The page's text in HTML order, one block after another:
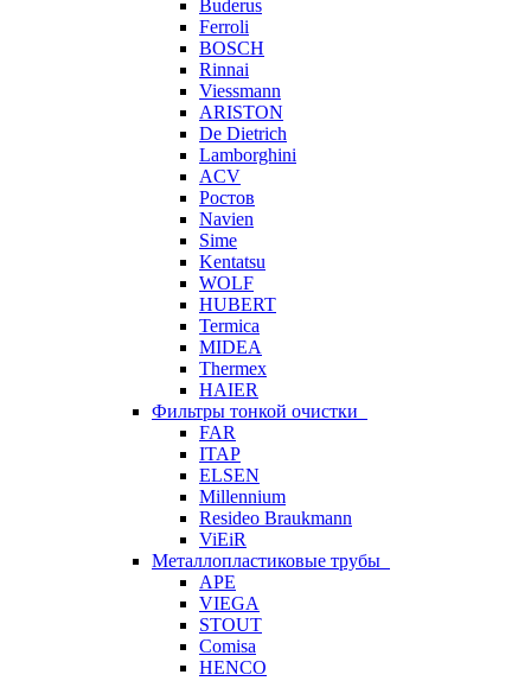
Buderus
Ferroli
BOSCH
Rinnai
Viessmann
ARISTON
De Dietrich
Lamborghini
ACV
Ростов
Navien
Sime
Kentatsu
WOLF
HUBERT
Termica
MIDEA
Thermex
HAIER
Фильтры тонкой очистки
FAR
ITAP
ELSEN
Millennium
Resideo Braukmann
ViEiR
Металлопластиковые трубы
APE
VIEGA
STOUT
Comisa
HENCO